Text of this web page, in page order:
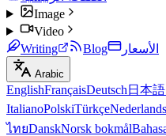
Image
Video
Writing
Blog الأسعار
Arabic
EnglishFrançaisDeutsch 日本語
ItalianoPolskiTürkçeNederlands
ไทยDanskNorsk bokmål